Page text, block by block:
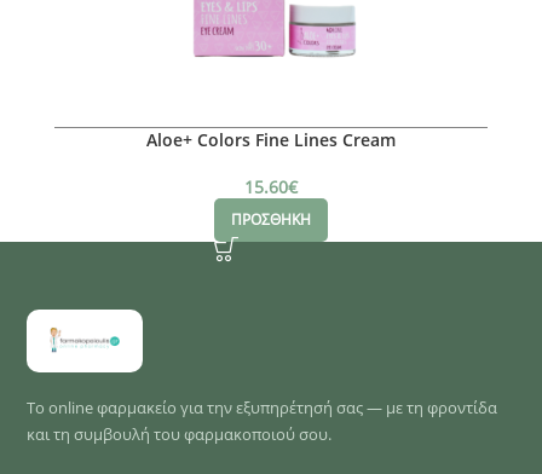
Aloe+ Colors Fine Lines Cream
15.60€
ΠΡΟΣΘΗΚΗ
Το online φαρμακείο για την εξυπηρέτησή σας — με τη φροντίδα
και τη συμβουλή του φαρμακοποιού σου.